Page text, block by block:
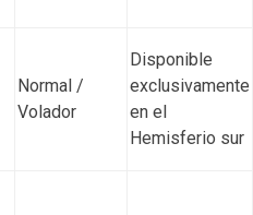
Normal /
Volador
Disponible
exclusivamente
en el
Hemisferio sur